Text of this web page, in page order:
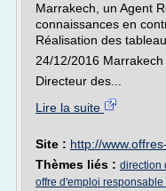
Marrakech, un Agent
connaissances en
Réalisation des
24/12/2016 Marrakech
Directeur des...
Lire la suite
Site : http://
Thèmes liés : direction
offre d'emploi